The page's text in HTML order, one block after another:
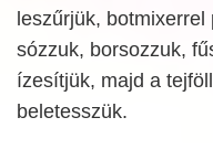
leszűrjük,
sózzuk, borsozzuk,
ízesítjük, majd a
beletesszük.